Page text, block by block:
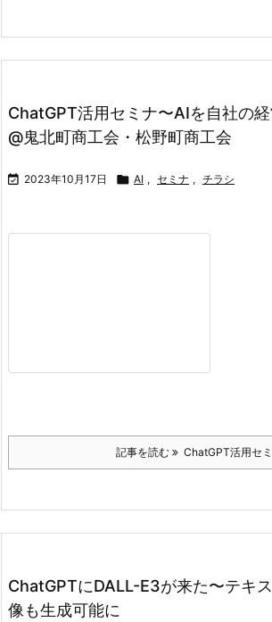
ChatGPT活用セミナ〜AIを自社の
@鬼北町商工会・松野町商工会
 2023年10月17日  AI , セミナ , チラシ
記事を読む ChatGPT活用セ
ChatGPTにDALL-E3が来た〜テキ
像も生成可能に